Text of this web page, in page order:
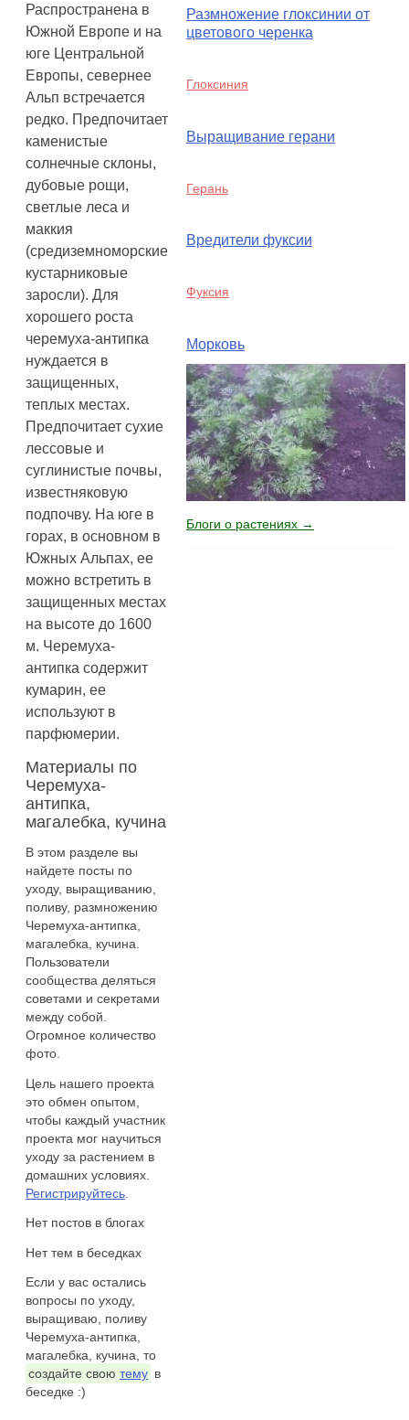
Распространена в
Южной Европе и на
юге Центральной
Европы, севернее
Альп встречается
редко. Предпочитает
каменистые
солнечные склоны,
дубовые рощи,
светлые леса и
маккия
(средиземноморские
кустарниковые
заросли). Для
хорошего роста
черемуха-антипка
нуждается в
защищенных,
теплых местах.
Предпочитает сухие
лессовые и
суглинистые почвы,
известняковую
подпочву. На юге в
горах, в основном в
Южных Альпах, ее
можно встретить в
защищенных местах
на высоте до 1600
м. Черемуха-
антипка содержит
кумарин, ее
используют в
парфюмерии.
Материалы по
Черемуха-
антипка,
магалебка, кучина
В этом разделе вы
найдете посты по
уходу, выращиванию,
поливу, размножению
Черемуха-антипка,
магалебка, кучина.
Пользователи
сообщества деляться
советами и секретами
между собой.
Огромное количество
фото.
Цель нашего проекта
это обмен опытом,
чтобы каждый участник
проекта мог научиться
уходу за растением в
домашних условиях.
Регистрируйтесь
Нет постов в блогах
Нет тем в беседках
Если у вас остались
вопросы по уходу,
выращиваю, поливу
Черемуха-антипка,
магалебка, кучина, то
создайте свою тему в
беседке :)
Размножение глоксинии от
цветового черенка
Глоксиния
Выращивание герани
Герань
Вредители фуксии
Фуксия
Морковь
Блоги о растениях →